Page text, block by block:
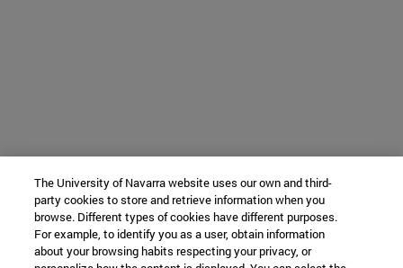
The University of Navarra website uses our own and third-
party cookies to store and retrieve information when you
browse. Different types of cookies have different purposes.
For example, to identify you as a user, obtain information
about your browsing habits respecting your privacy, or